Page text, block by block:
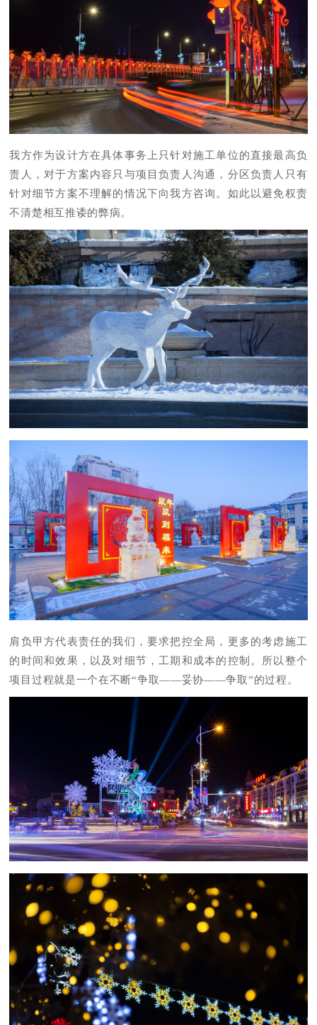
我方作为设计方在具体事务上只针对施工单位的直接最高负
责人，对于方案内容只与项目负责人沟通，分区负责人只有
针对细节方案不理解的情况下向我方咨询。如此以避免权责
不清楚相互推诿的弊病。
肩负甲方代表责任的我们，要求把控全局，更多的考虑施工
的时间和效果，以及对细节，工期和成本的控制。所以整个
项目过程就是一个在不断“争取——妥协——争取”的过程。